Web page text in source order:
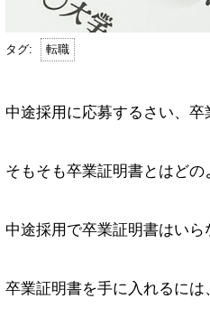
転職
中途採用に応募するさい、卒
そもそも卒業証明書とはどの
中途採用で卒業証明書はい
卒業証明書を手に入れるに